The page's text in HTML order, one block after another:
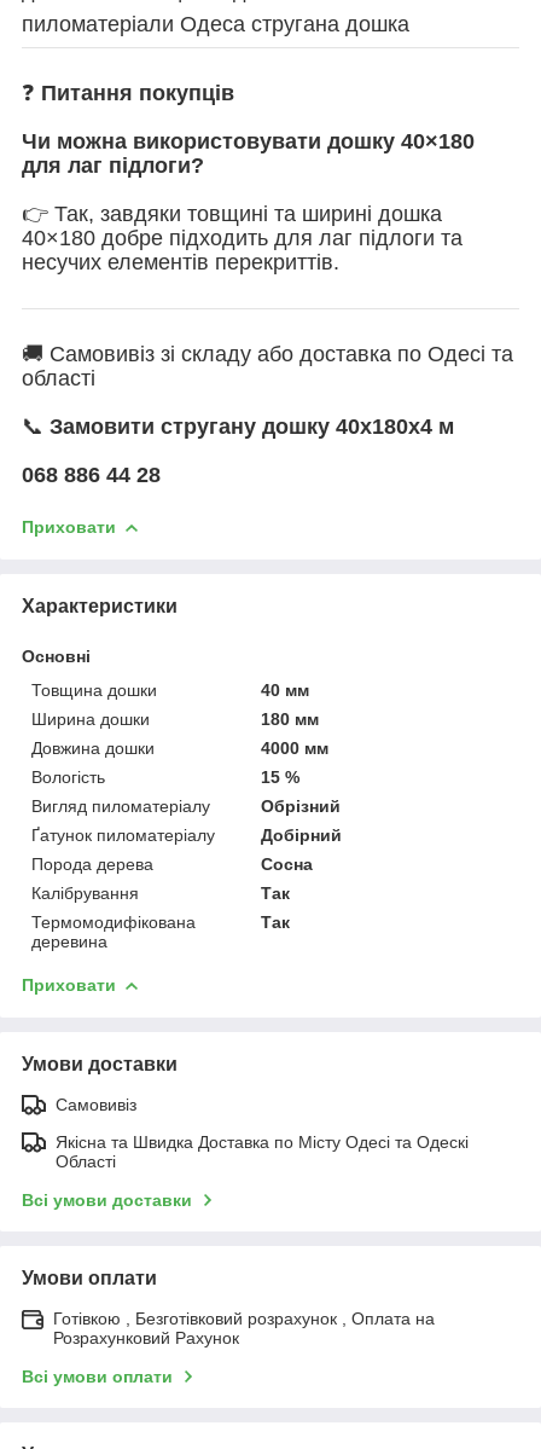
пиломатеріали Одеса стругана дошка
❓ Питання покупців
Чи можна використовувати дошку 40×180
для лаг підлоги?
👉 Так, завдяки товщині та ширині дошка
40×180 добре підходить для лаг підлоги та
несучих елементів перекриттів.
🚚 Самовивіз зі складу або доставка по Одесі та
області
📞 Замовити стругану дошку 40х180х4 м
068 886 44 28
Приховати
Характеристики
Основні
Товщина дошки
40 мм
Ширина дошки
180 мм
Довжина дошки
4000 мм
Вологість
15 %
Вигляд пиломатеріалу
Обрізний
Ґатунок пиломатеріалу
Добірний
Порода дерева
Сосна
Калібрування
Так
Термомодифікована
деревина
Так
Приховати
Умови доставки
Самовивіз
Якісна та Швидка Доставка по Місту Одесі та Одескі
Області
Всі умови доставки
Умови оплати
Готівкою , Безготівковий розрахунок , Оплата на
Розрахунковий Рахунок
Всі умови оплати